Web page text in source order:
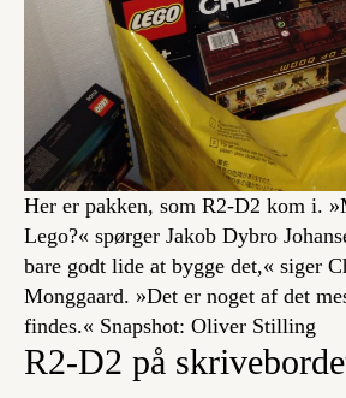
Her er pakken, som R2-D2 kom i.
Lego?« spørger Jakob Dybro
bare godt lide at bygge det,« siger
Monggaard. »Det er noget af det
findes.« Snapshot: Oliver Stilling
R2-D2 på